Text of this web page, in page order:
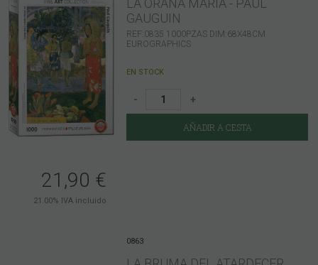
21,90 €
21.00% IVA incluido
LA ORANA MARIA - PAUL
GAUGUIN
REF:0835 1000PZAS DIM:68X48CM
EUROGRAPHICS
EN STOCK
- +
AÑADIR A CESTA
0863